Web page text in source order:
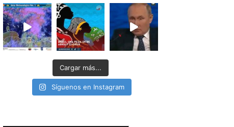
Cargar más...
Síguenos en Instagram